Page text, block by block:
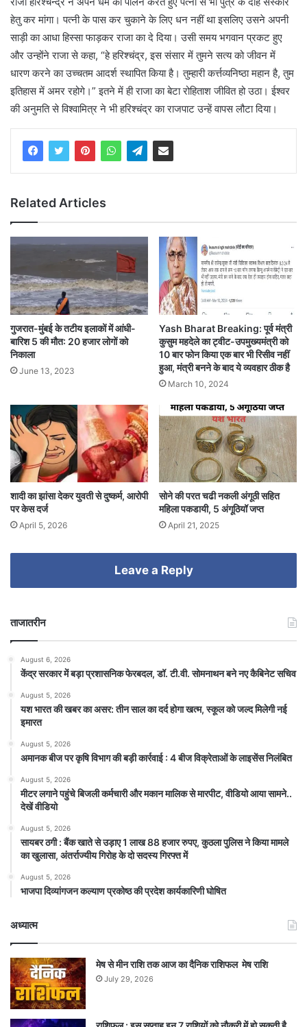
हेतु कर मांगा। पत्नी के पास कर चुकाने के लिए धन नहीं था इसलिए उसने अपनी
साड़ी का आधा हिस्सा फाड़कर राजा का दे दिया। उसी समय भगवान प्रकट हुए
और उन्होंने राजा से कहा, “हे हरिश्चंद्र, इस संसार में तुमने सत्य को जीवन में
धारण करने का उच्चतम आदर्श स्थापित किया है। तुम्हारी कर्त्तव्यनिष्ठा महान है, तुम
इतिहास में अमर रहोगे।” इतने में ही राजा का बेटा रोहिताश जीवित हो उठा। ईश्वर
की अनुमति से विश्वामित्र ने भी हरिश्चंद्र का राजपाट उन्हें वापस लौटा दिया।
Related Articles
गुजरात-मुंबई के तटीय इलाकों में आंधी-
बारिश 5 की मौत: 20 हजार लोगों को
निकाला
June 13, 2023
Yash Bharat Breaking: पूर्व मंत्री
कुसुम महदेले का ट्वीट-उपमुख्यमंत्री को
10 बार फोन किया एक बार भी रिसीव नहीं
हुआ, मंत्री बनने के बाद ये व्यवहार ठीक है
March 10, 2024
शादी का झांसा देकर युवती से दुष्कर्म, आरोपी
पर केस दर्ज
April 5, 2026
सोने की परत चढी नकली अंगूठी सहित
महिला पकडायी, 5 अंगूठियॉ जप्त
April 21, 2025
Leave a Reply
ताजातरीन
August 6, 2026
केंद्र सरकार में बड़ा प्रशासनिक फेरबदल, डॉ. टी.वी. सोमनाथन बने नए कैबिनेट सचिव
August 5, 2026
यश भारत की खबर का असर: तीन साल का दर्द होगा खत्म, स्कूल को जल्द मिलेगी नई
इमारत
August 5, 2026
अमानक बीज पर कृषि विभाग की बड़ी कार्रवाई : 4 बीज विक्रेताओं के लाइसेंस निलंबित
August 5, 2026
मीटर लगाने पहुंचे बिजली कर्मचारी और मकान मालिक से मारपीट, वीडियो आया सामने..
देखें वीडियो
August 5, 2026
सायबर ठगी : बैंक खाते से उड़ाए 1 लाख 88 हजार रुपए, कुठला पुलिस ने किया मामले
का खुलासा, अंतर्राज्यीय गिरोह के दो सदस्य गिरफ्त में
August 5, 2026
भाजपा दिव्यांगजन कल्याण प्रकोष्ठ की प्रदेश कार्यकारिणी घोषित
अध्यात्म
मेष से मीन राशि तक आज का दैनिक राशिफल मेष राशि
July 29, 2026